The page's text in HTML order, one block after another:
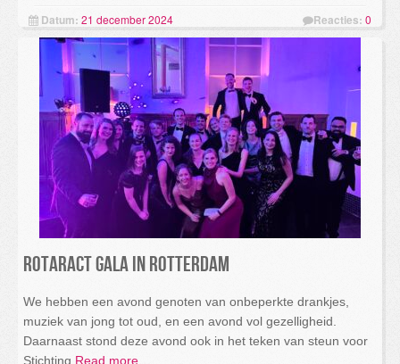
Reacties: 0
Datum: 21 december 2024
Rotaract Gala in Rotterdam
We hebben een avond genoten van onbeperkte drankjes,
muziek van jong tot oud, en een avond vol gezelligheid.
Daarnaast stond deze avond ook in het teken van steun voor
Stichting Read more…